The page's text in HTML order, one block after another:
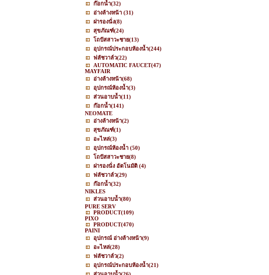
ก๊อกน้ำ(32)
อ่างล้างหน้า (31)
ฝารองนั่ง(8)
สุขภัณฑ์(24)
โถปัสสาวะชาย(13)
อุปกรณ์ประกอบห้องน้ำ(244)
ฟลัชวาล์ว(22)
AUTOMATIC FAUCET(47)
MAYFAIR
อ่างล้างหน้า(68)
อุปกรณ์ห้องน้ำ(3)
ส่วนอาบน้ำ(11)
ก๊อกน้ำ(141)
NEOMATE
อ่างล้างหน้า(2)
สุขภัณฑ์(1)
อะไหล่(3)
อุปกรณ์ห้องน้ำ (50)
โถปัสสาวะชาย(8)
ฝารองนั่ง อัตโนมัติ (4)
ฟลัชวาล์ว(29)
ก๊อกน้ำ(32)
NIKLES
ส่วนอาบน้ำ(80)
PURE SERV
PRODUCT(109)
PIXO
PRODUCT(470)
PAINI
อุปกรณ์ อ่างล้างหน้า(9)
อะไหล่(28)
ฟลัชวาล์ว(2)
อุปกรณ์ประกอบห้องน้ำ(21)